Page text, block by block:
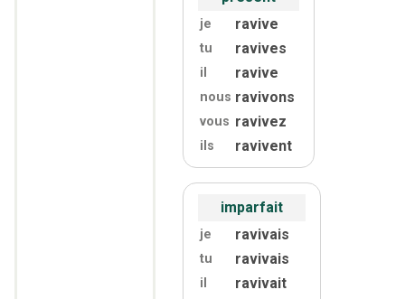
je ravive
tu ravives
il ravive
nous ravivons
vous ravivez
ils ravivent
imparfait
je ravivais
tu ravivais
il ravivait